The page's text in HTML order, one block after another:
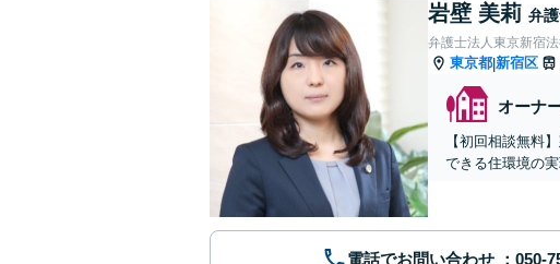
岩壁 美莉 弁
弁護士法人東京新宿
東京都|新宿区
オーナ
【初回相談無料
できる住環境の
電話でお問い合わせ